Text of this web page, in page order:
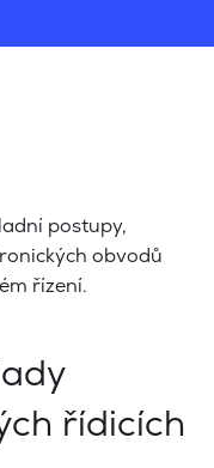
postupy,
obvodů
řízení.
řídicích